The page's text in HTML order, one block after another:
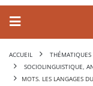
ACCUEIL THÉMATIQUES
SOCIOLINGUISTIQUE,
MOTS. LES LANGAGES